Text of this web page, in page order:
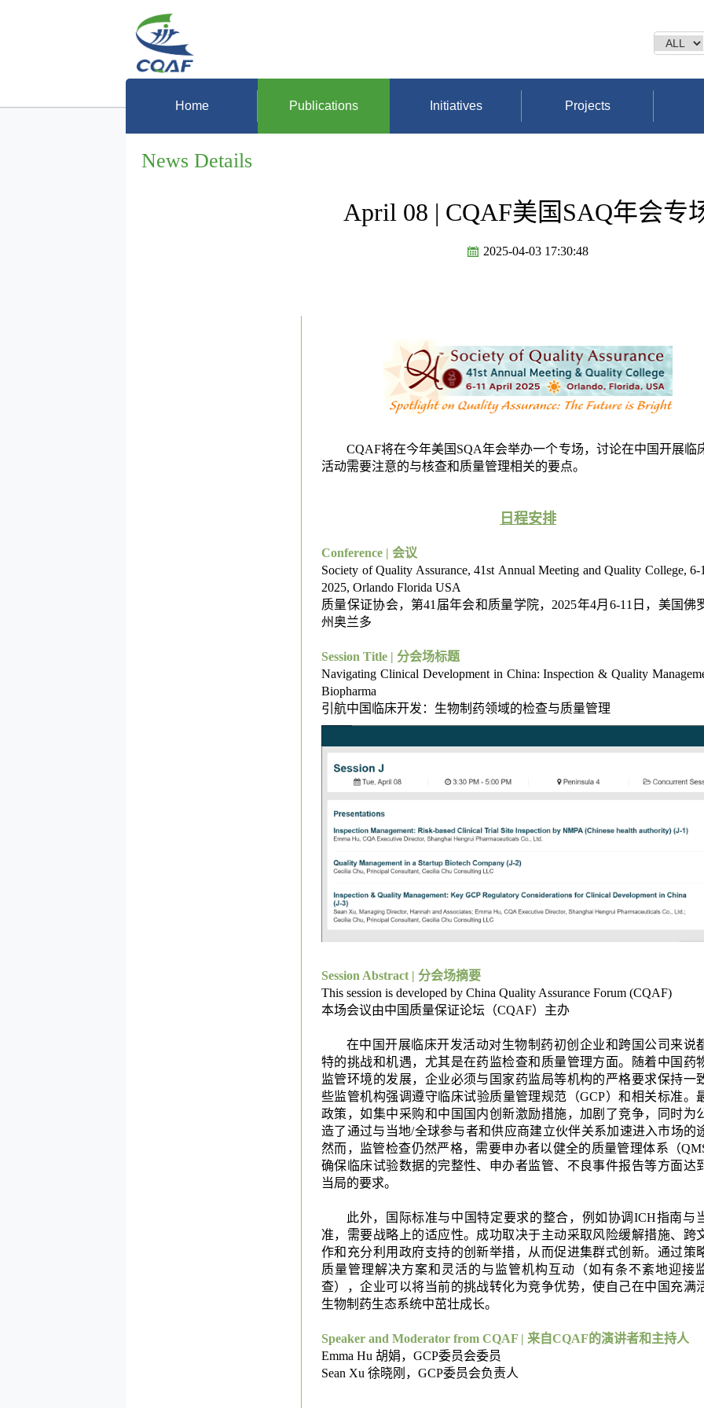
Home Publications Initiatives Projects
News Details
April 08 | CQAF美国SAQ年会专
2025-04-03 17:30:48
CQAF将在今年美国SQA年会举办一个专场，讨论在中国开展临
活动需要注意的与核查和质量管理相关的要点。
日程安排
Conference | 会议
Society of Quality Assurance, 41st Annual Meeting and Quality College, 6-
2025, Orlando Florida USA
质量保证协会，第41届年会和质量学院，2025年4月6-11日，美国佛
州奥兰多
Session Title | 分会场标题
Navigating Clinical Development in China: Inspection & Quality
Biopharma
引航中国临床开发：生物制药领域的检查与质量管理
Session Abstract | 分会场摘要
This session is developed by China Quality Assurance Forum (CQAF)
本场会议由中国质量保证论坛（CQAF）主办
在中国开展临床开发活动对生物制药初创企业和跨国公司来说
特的挑战和机遇，尤其是在药监检查和质量管理方面。随着中国药
监管环境的发展，企业必须与国家药监局等机构的严格要求保持一
些监管机构强调遵守临床试验质量管理规范（GCP）和相关标准。
政策，如集中采购和中国国内创新激励措施，加剧了竞争，同时为
造了通过与当地/全球参与者和供应商建立伙伴关系加速进入市场的
然而，监管检查仍然严格，需要申办者以健全的质量管理体系（
确保临床试验数据的完整性、申办者监管、不良事件报告等方面达
当局的要求。
此外，国际标准与中国特定要求的整合，例如协调ICH指南与
准，需要战略上的适应性。成功取决于主动采取风险缓解措施、跨
作和充分利用政府支持的创新举措，从而促进集群式创新。通过策
质量管理解决方案和灵活的与监管机构互动（如有条不紊地迎接
查），企业可以将当前的挑战转化为竞争优势，使自己在中国充满
生物制药生态系统中茁壮成长。
Speaker and Moderator from CQAF | 来自CQAF的演讲者和主持人
Emma Hu 胡娟，GCP委员会委员
Sean Xu 徐晓刚，GCP委员会负责人